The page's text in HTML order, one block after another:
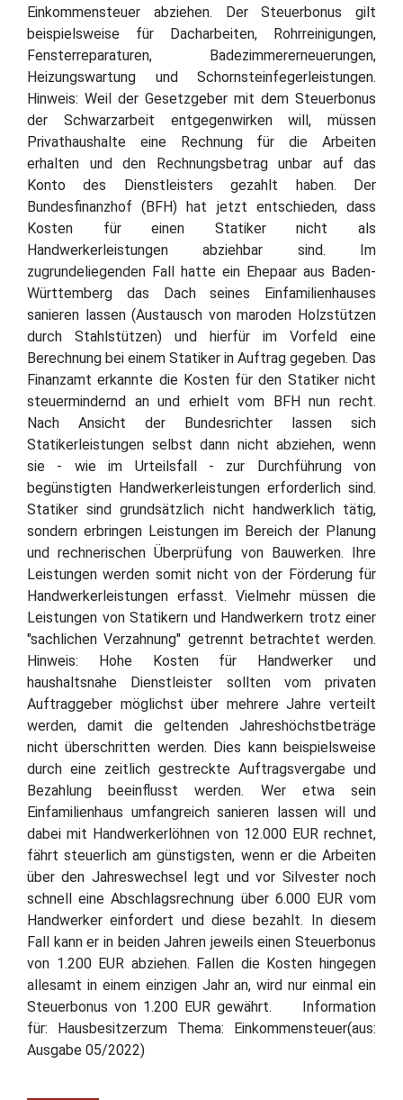
Einkommensteuer abziehen. Der Steuerbonus gilt
beispielsweise für Dacharbeiten, Rohrreinigungen,
Fensterreparaturen, Badezimmererneuerungen,
Heizungswartung und Schornsteinfegerleistungen.
Hinweis: Weil der Gesetzgeber mit dem Steuerbonus
der Schwarzarbeit entgegenwirken will, müssen
Privathaushalte eine Rechnung für die Arbeiten
erhalten und den Rechnungsbetrag unbar auf das
Konto des Dienstleisters gezahlt haben. Der
Bundesfinanzhof (BFH) hat jetzt entschieden, dass
Kosten für einen Statiker nicht als
Handwerkerleistungen abziehbar sind. Im
zugrundeliegenden Fall hatte ein Ehepaar aus Baden-
Württemberg das Dach seines Einfamilienhauses
sanieren lassen (Austausch von maroden Holzstützen
durch Stahlstützen) und hierfür im Vorfeld eine
Berechnung bei einem Statiker in Auftrag gegeben. Das
Finanzamt erkannte die Kosten für den Statiker nicht
steuermindernd an und erhielt vom BFH nun recht.
Nach Ansicht der Bundesrichter lassen sich
Statikerleistungen selbst dann nicht abziehen, wenn
sie - wie im Urteilsfall - zur Durchführung von
begünstigten Handwerkerleistungen erforderlich sind.
Statiker sind grundsätzlich nicht handwerklich tätig,
sondern erbringen Leistungen im Bereich der Planung
und rechnerischen Überprüfung von Bauwerken. Ihre
Leistungen werden somit nicht von der Förderung für
Handwerkerleistungen erfasst. Vielmehr müssen die
Leistungen von Statikern und Handwerkern trotz einer
"sachlichen Verzahnung" getrennt betrachtet werden.
Hinweis: Hohe Kosten für Handwerker und
haushaltsnahe Dienstleister sollten vom privaten
Auftraggeber möglichst über mehrere Jahre verteilt
werden, damit die geltenden Jahreshöchstbeträge
nicht überschritten werden. Dies kann beispielsweise
durch eine zeitlich gestreckte Auftragsvergabe und
Bezahlung beeinflusst werden. Wer etwa sein
Einfamilienhaus umfangreich sanieren lassen will und
dabei mit Handwerkerlöhnen von 12.000 EUR rechnet,
fährt steuerlich am günstigsten, wenn er die Arbeiten
über den Jahreswechsel legt und vor Silvester noch
schnell eine Abschlagsrechnung über 6.000 EUR vom
Handwerker einfordert und diese bezahlt. In diesem
Fall kann er in beiden Jahren jeweils einen Steuerbonus
von 1.200 EUR abziehen. Fallen die Kosten hingegen
allesamt in einem einzigen Jahr an, wird nur einmal ein
Steuerbonus von 1.200 EUR gewährt. Information
für: Hausbesitzerzum Thema: Einkommensteuer(aus:
Ausgabe 05/2022)